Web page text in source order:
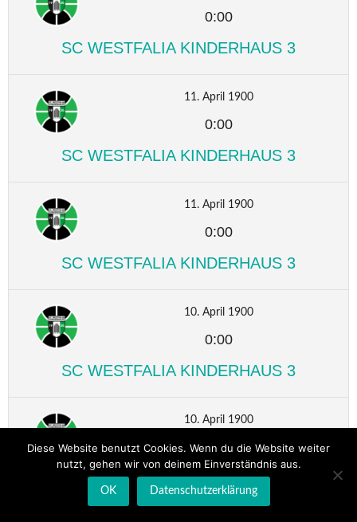
0:00
SC WESTFALIA KINDERHAUS 3
11. April 1900
0:00
SC WESTFALIA KINDERHAUS 3
11. April 1900
0:00
SC WESTFALIA KINDERHAUS 3
10. April 1900
0:00
SC WESTFALIA KINDERHAUS 3
10. April 1900
0:00
SC WESTFALIA KINDERHAUS 3
Diese Website benutzt Cookies. Wenn du die Website weiter
nutzt, gehen wir von deinem Einverständnis aus.
OK Datenschutzerklärung